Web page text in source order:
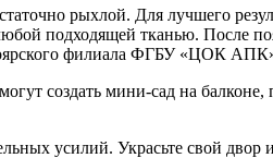
рыхлой. Для лучшего
подходящей тканью. После
филиала ФГБУ «ЦОК
создать мини-сад на балконе,
усилий. Украсьте свой двор